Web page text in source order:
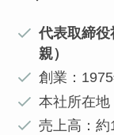
代表取締
親）
創業：
本社所在
売上高：約